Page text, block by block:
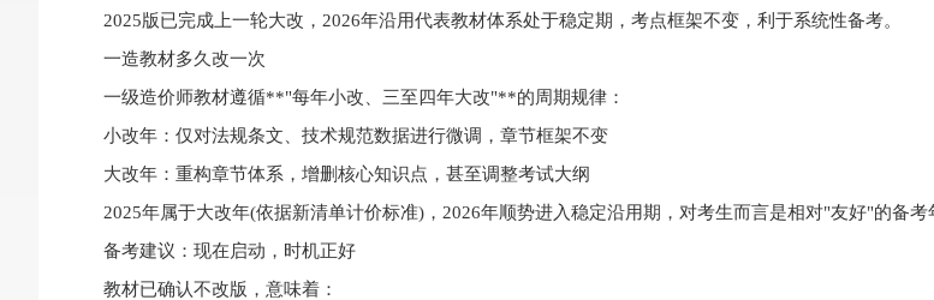
2025版已完成上一轮大改，2026年沿用代表教材体系处于稳定期，考点框架不变，利于系统性备考。
一造教材多久改一次
一级造价师教材遵循**"每年小改、三至四年大改"**的周期规律：
小改年：仅对法规条文、技术规范数据进行微调，章节框架不变
大改年：重构章节体系，增删核心知识点，甚至调整考试大纲
2025年属于大改年(依据新清单计价标准)，2026年顺势进入稳定沿用期，对考生而言是相对"友好"的备考
备考建议：现在启动，时机正好
教材已确认不改版，意味着：